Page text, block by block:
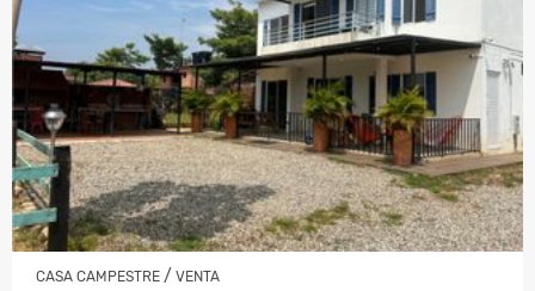
CASA CAMPESTRE / VENTA